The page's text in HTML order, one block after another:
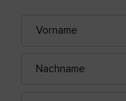
Mail-